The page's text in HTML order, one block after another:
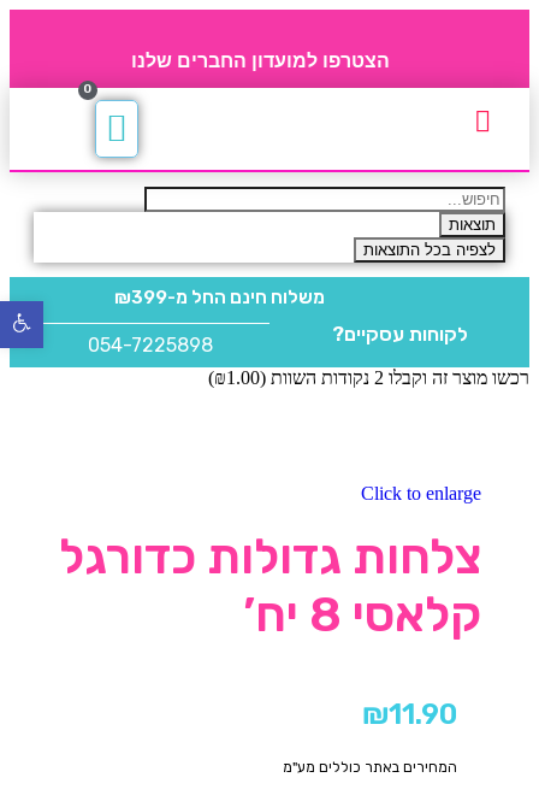
הצטרפו למועדון החברים שלנו
0
תוצאות
לצפיה בכל התוצאות
משלוח חינם החל מ-₪399
לקוחות עסקיים? 054-7225898
רכשו מוצר זה וקבלו 2 נקודות השוות ( ₪1.00
)
Click to enlarge
צלחות גדולות כדורגל
קלאסי 8 יח’
₪11.90
המחירים באתר כוללים מע"מ
פתח